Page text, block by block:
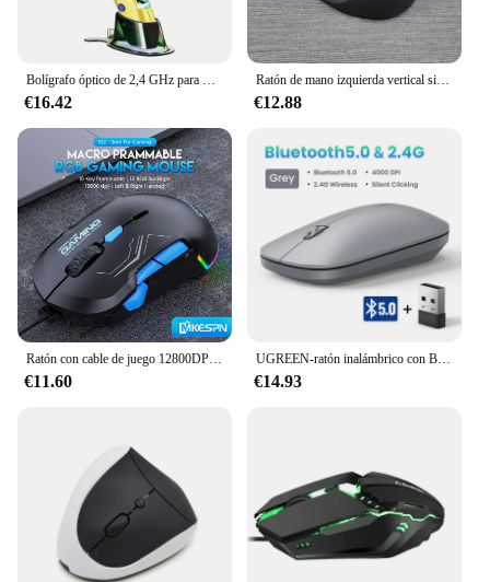
Bolígrafo óptico de 2,4 GHz para manos izquierda y derecha, recargable, inalámbrico, bolígrafo de bolsillo, inalámbrico, doble tecla derecha
€16.42
Ratón de mano izquierda vertical silencioso Original para niña, inalámbrico, versión USB 2,4 GHz, articulaciones de mano compactas y cómodas
€12.88
Ratón con cable de juego 12800DPI simétrico mano izquierda y derecha 10 botones RGB Macro definición e-sports ratón de juego
€11.60
UGREEN-ratón inalámbrico con Bluetooth 2,4G, dispositivo silencioso de 4000 DPI, para mano izquierda y derecha, para MacBook, Tablet, ordenador portátil y PC
€14.93